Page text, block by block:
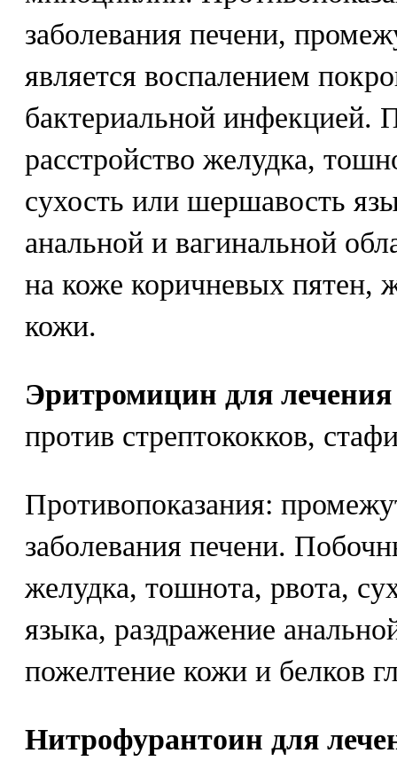
заболевания печени,
является воспалением
бактериальной инфекцией.
расстройство желудка,
сухость или шершавость
анальной и вагинальной
на коже коричневых пятен,
кожи.
Эритромицин для
против стрептококков,
Противопоказания:
заболевания печени.
желудка, тошнота, рвота,
языка, раздражение
пожелтение кожи и белков
Нитрофурантоин для